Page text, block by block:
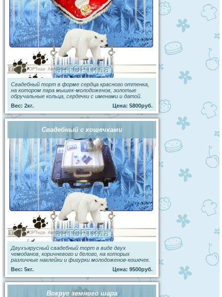
Свадебный торт в форме сердца красного оттенка,
на котором пара мышек-молодоженов, золотые
обручальные кольца, сердечки с именами и датой.
Вес: 2кг.
Цена: 5800руб.
Свадебный с кошечками
Двухъярусный свадебный торт в виде двух
чемоданов, коричневого и белого, на которых
различные наклейки и фигурки молодоженов-кошечек.
Вес: 5кг.
Цена: 9500руб.
Вокруг земного шара